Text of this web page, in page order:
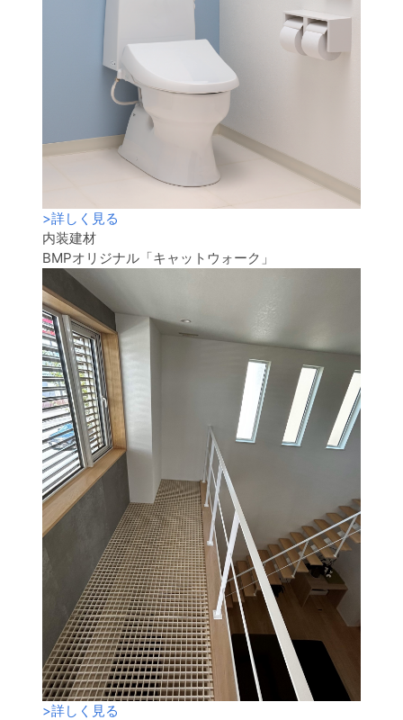
>詳しく見る
内装建材
BMPオリジナル「キャットウォーク」
>詳しく見る